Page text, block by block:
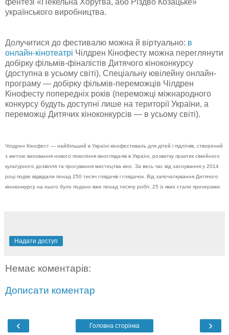
українського виробництва.
Долучитися до фестивалю можна й віртуально: в
онлайн-кінотеатрі Чілдрен Кінофесту можна переглянути
добірку фільмів-фіналістів Дитячого кіноконкурсу
(доступна в усьому світі), Спеціальну ювілейну онлайн-
програму — добірку фільмів-переможців Чілдрен
Кінофесту попередніх років (переможці міжнародного
конкурсу будуть доступні лише на території України, а
переможці Дитячих кіноконкурсів — в усьому світі).
Чілдрен Кінофест — найбільший в Україні кінофестиваль для дітей і підлітків, створений
з метою виховання нового покоління кіноглядачів в Україні, розвитку практик сімейного
культурного дозвілля та просування мистецтва кіно. За весь час від заснування у 2014
році подію відвідали понад 250 тисяч глядачів і глядачок. Від започаткування Дитячого
кіноконкурсу на нього було подано вже понад тисячу робіт, 25 із яких стали призерами.
Надати доступ
Немає коментарів:
Дописати коментар
‹ ›
Головна сторінка